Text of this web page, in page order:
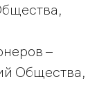
–
Общества,